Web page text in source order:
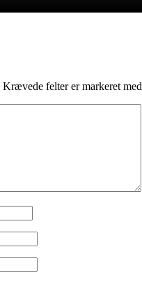
Krævede felter er markeret med